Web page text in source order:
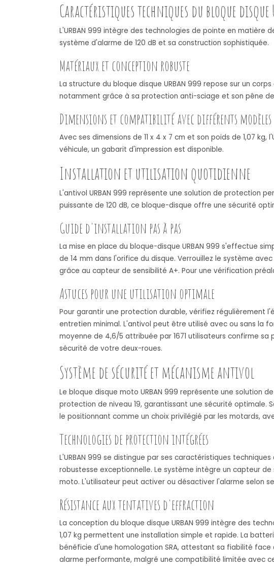
Caractéristiques techniques du bloque disque
L'URBAN 999 intègre des technologies de pointe en matière
système d'alarme de 120 dB et sa construction sophistiquée.
Matériaux et conception robuste
La structure du bloque disque URBAN 999 repose sur un
notamment grâce à sa protection anti-sciage et son pêne de
Dimensions et compatibilité avec différents modèles
Avec ses dimensions de 11 x 4 x 7 cm et son poids de 1,07
véhicule, un gabarit d'impression est disponible.
Installation et utilisation quotidienne
L'antivol URBAN 999 représente une solution de protection
puissante de 120 dB, ce bloque-disque offre une sécurité
Guide d'installation pas à pas
La mise en place du bloque-disque URBAN 999 s'effectue
de 14 mm dans l'orifice du disque. Verrouillez le système
grâce au capteur de sensibilité A+. Pour une vérification
Astuces pour une utilisation optimale
Pour garantir une protection durable, vérifiez régulièrement
entretien minimal. L'antivol peut être utilisé avec ou sans la
moyenne de 4,6/5 attribuée par 1671 utilisateurs confirme
sécurité de votre deux-roues.
Système de sécurité et mécanisme antivol
Le bloque disque moto URBAN 999 représente une solution
protection de niveau 19, garantissant une sécurité optimale.
le positionnant comme un choix privilégié par les motards,
Technologies de protection intégrées
L'URBAN 999 se distingue par ses caractéristiques
robustesse exceptionnelle. Le système intègre un capteur
moto. L'utilisateur peut activer ou désactiver l'alarme selon
Résistance aux tentatives d'effraction
La conception du bloque disque URBAN 999 intègre des
1,07 kg permettent une installation simple et rapide. La
bénéficie d'une homologation SRA, attestant sa fiabilité
alarme performante, malgré une compatibilité limitée avec